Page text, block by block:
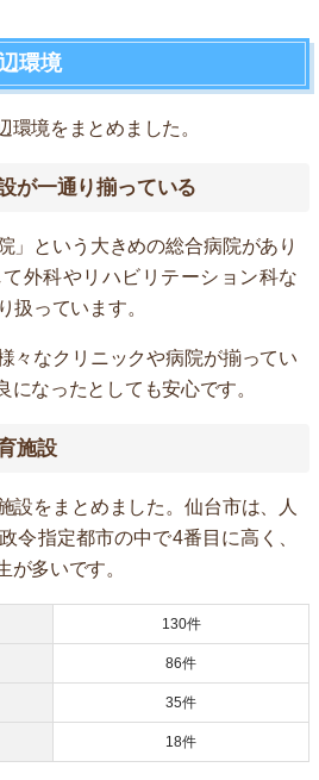
環境
環境をまとめました。
が一通り揃っている
」という大きめの総合病院があり
外科やリハビリテーション科な
扱っています。
々なクリニックや病院が揃ってい
になったとしても安心です。
施設
設をまとめました。仙台市は、人
令指定都市の中で4番目に高く、
が多いです。
130件
86件
35件
18件